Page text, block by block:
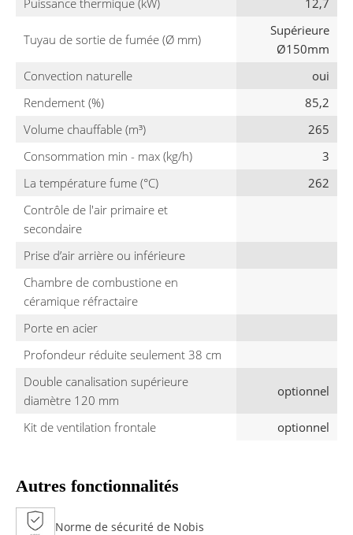
Tuyau de sortie de fumée (Ø mm)
Supérieure
Ø150mm
Convection naturelle
oui
Rendement (%)
85,2
Volume chauffable (m³)
265
Consommation min - max (kg/h)
3
La température fume (°C)
262
Contrôle de l'air primaire et
secondaire
Prise d’air arrière ou inférieure
Chambre de combustione en
céramique réfractaire
Porte en acier
Profondeur réduite seulement 38 cm
Double canalisation supérieure
diamètre 120 mm
optionnel
Kit de ventilation frontale optionnel
Autres fonctionnalités
Norme de sécurité de Nobis